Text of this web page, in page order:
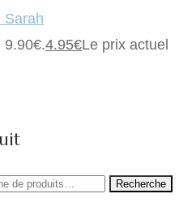
Sarah
9.90€.4.95€Le prix actuel
Recherche